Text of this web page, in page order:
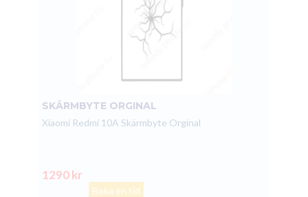
SKÄRMBYTE ORGINAL
Xiaomi Redmi 10A Skärmbyte Orginal
1290 kr
Boka en tid